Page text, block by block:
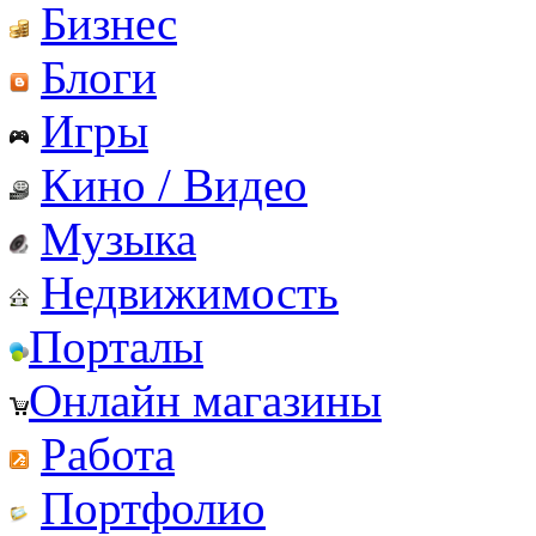
Бизнес
Блоги
Игры
Кино / Видео
Музыка
Недвижимость
Порталы
Онлайн магазины
Работа
Портфолио